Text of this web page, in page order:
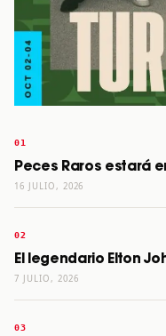
Peces Raros estará
16 JULIO, 2026
El legendario Elton
7 JULIO, 2026